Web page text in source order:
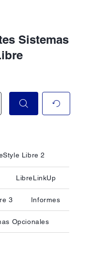
Sistemas
Libre 2
LibreLinkUp
3 Informes
Opcionales